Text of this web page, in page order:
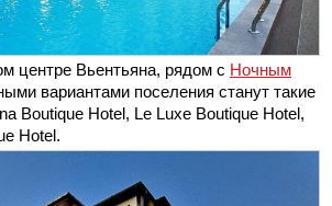
центре Вьентьяна, рядом с Ночным
вариантами поселения станут такие
Boutique Hotel, Le Luxe Boutique Hotel,
Hotel.